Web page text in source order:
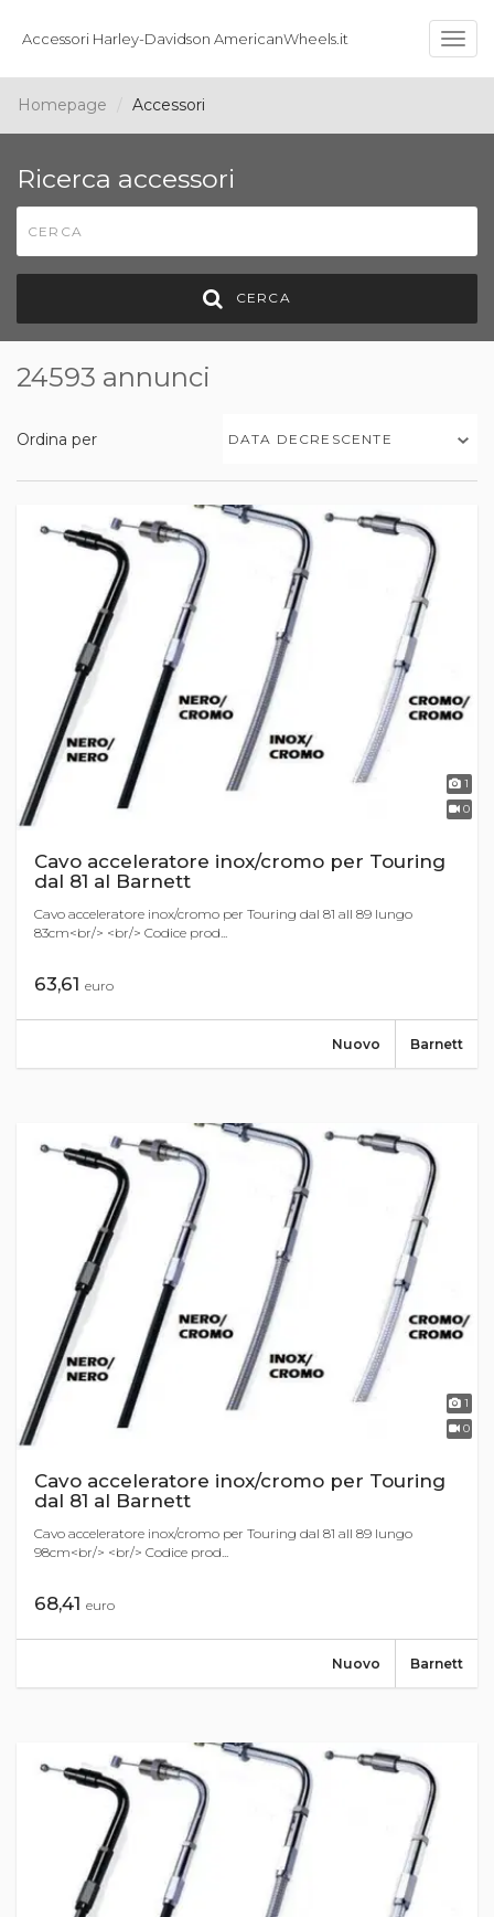
Accessori Harley-Davidson AmericanWheels.it
Homepage Accessori
Ricerca accessori
CERCA
24593 annunci
Ordina per DATA DECRESCENTE
1
0
Cavo acceleratore inox/cromo per Touring
dal 81 al Barnett
Cavo acceleratore inox/cromo per Touring dal 81 all 89 lungo
83cm<br/> <br/> Codice prod...
63,61 euro
Barnett
Nuovo
1
0
Cavo acceleratore inox/cromo per Touring
dal 81 al Barnett
Cavo acceleratore inox/cromo per Touring dal 81 all 89 lungo
98cm<br/> <br/> Codice prod...
68,41 euro
Barnett
Nuovo